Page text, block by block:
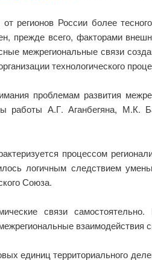
регионов России более
прежде всего, факторами
межрегиональные связи
технологического
проблемам развития
работы А.Г. Аганбегяна,
процессом
логичным следствием
Союза.
связи
взаимодействия
единиц территориального